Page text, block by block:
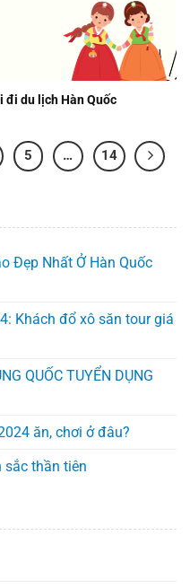
đi du lịch Hàn Quốc
5 … 14
Đẹp Nhất Ở Hàn Quốc
Khách đổ xô săn tour giá
QUỐC TUYỂN DỤNG
ăn, chơi ở đâu?
sắc thần tiên